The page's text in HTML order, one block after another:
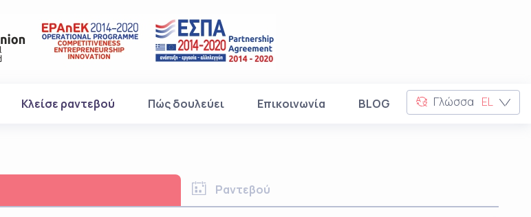
Κλείσε ραντεβού (current)Πώς δουλεύει Επικοινωνία BLOG Γλώσσα EL
Ραντεβού